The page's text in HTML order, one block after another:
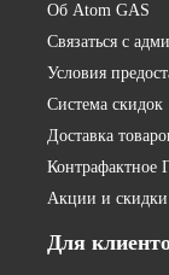
Об Atom GAS
Связаться с
Условия
Система скидок
Доставка
Контрафактное
Акции и скидки
Для